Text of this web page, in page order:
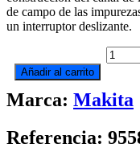
de campo de las
un interruptor deslizante.
Añadir al carrito
Marca: Makita
Referencia: